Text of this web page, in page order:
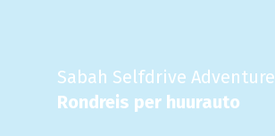
Sabah Selfdrive Adventure
Rondreis per huurauto